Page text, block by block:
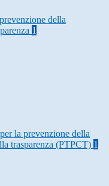
della
1
la prevenzione della
trasparenza (PTPCT) 1